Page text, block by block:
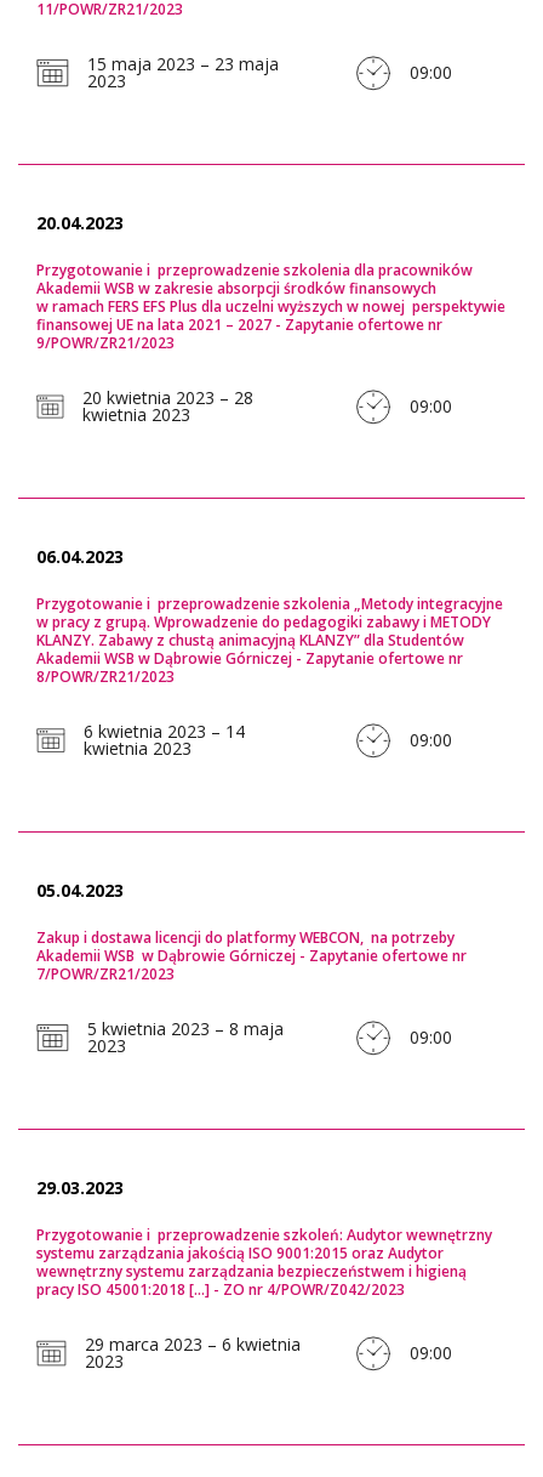
11/POWR/ZR21/2023
15 maja 2023 – 23 maja
2023 09:00
20.04.2023
Przygotowanie i przeprowadzenie szkolenia dla pracowników
Akademii WSB w zakresie absorpcji środków finansowych
w ramach FERS EFS Plus dla uczelni wyższych w nowej perspektywie
finansowej UE na lata 2021 – 2027 - Zapytanie ofertowe nr
9/POWR/ZR21/2023
20 kwietnia 2023 – 28
kwietnia 2023 09:00
06.04.2023
Przygotowanie i przeprowadzenie szkolenia „Metody integracyjne
w pracy z grupą. Wprowadzenie do pedagogiki zabawy i METODY
KLANZY. Zabawy z chustą animacyjną KLANZY” dla Studentów
Akademii WSB w Dąbrowie Górniczej - Zapytanie ofertowe nr
8/POWR/ZR21/2023
6 kwietnia 2023 – 14
kwietnia 2023 09:00
05.04.2023
Zakup i dostawa licencji do platformy WEBCON, na potrzeby
Akademii WSB w Dąbrowie Górniczej - Zapytanie ofertowe nr
7/POWR/ZR21/2023
5 kwietnia 2023 – 8 maja
2023 09:00
29.03.2023
Przygotowanie i przeprowadzenie szkoleń: Audytor wewnętrzny
systemu zarządzania jakością ISO 9001:2015 oraz Audytor
wewnętrzny systemu zarządzania bezpieczeństwem i higieną
pracy ISO 45001:2018 [...] - ZO nr 4/POWR/Z042/2023
29 marca 2023 – 6 kwietnia
2023 09:00